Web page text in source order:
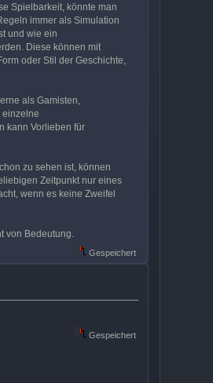
Spielbarkeit, könnte man
immer als Simulation
und wie ein
Diese können mit
oder Stil der Geschichte,
als Gamisten,
einzelne
kann Vorlieben für
zu sehen ist, können
Zeitpunkt nur eines
wenn es keine Zweifel
von Bedeutung.
Gespeichert
Gespeichert